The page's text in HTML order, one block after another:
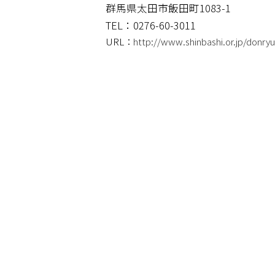
群馬県太田市飯田町1083-1
TEL：0276-60-3011
URL： http://www.shinbashi.or.jp/